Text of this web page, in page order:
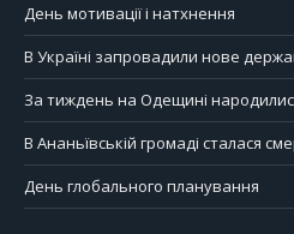
День мотивації і натхнення
В Україні запровадили нове
За тиждень на Одещині
В Ананьївській громаді сталася
День глобального планування